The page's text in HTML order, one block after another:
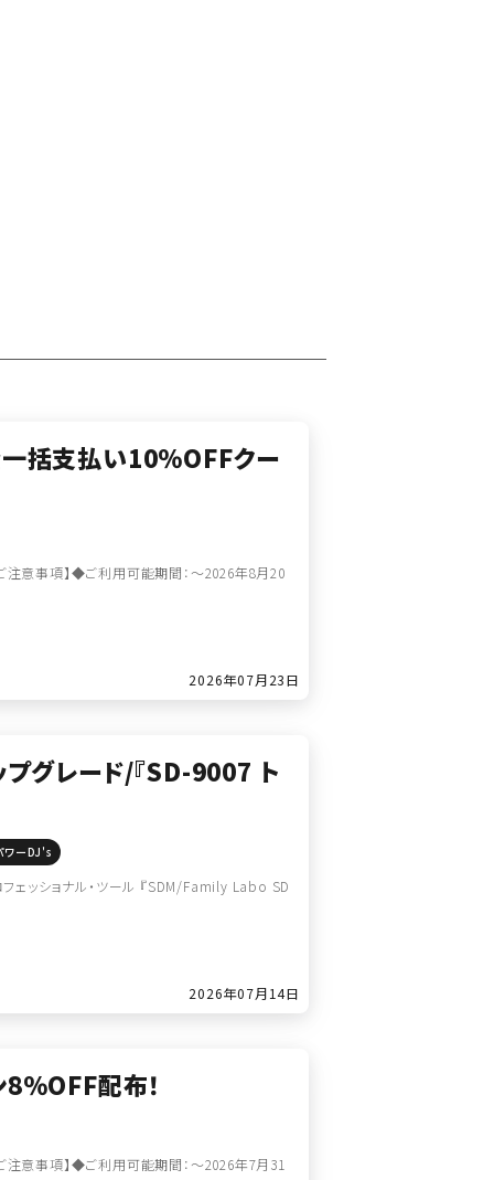
一括支払い10％OFFクー
注意事項】◆ご利用可能期間：～2026年8月20
2026年07月23日
グレード/『SD-9007 ト
ワーDJ's
ェッショナル・ツール 『SDM/Family Labo SD
2026年07月14日
％OFF配布！
注意事項】◆ご利用可能期間：～2026年7月31